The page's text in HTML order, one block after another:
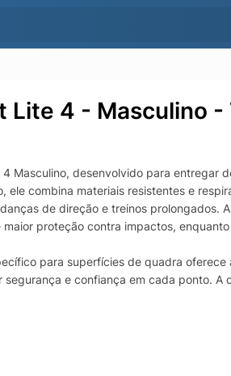
Lite 4 - Masculino -
Masculino, desenvolvido para entregar
ele combina materiais resistentes e
de direção e treinos prolongados.
proteção contra impactos,
para superfícies de quadra
e confiança em cada ponto.
mantendo a performance por
casual, elevando o visual com